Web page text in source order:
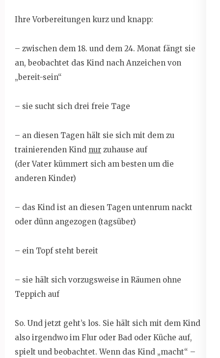
Ihre Vorbereitungen kurz und knapp:
– zwischen dem 18. und dem 24. Monat fängt sie
an, beobachtet das Kind nach Anzeichen von
„bereit-sein“
– sie sucht sich drei freie Tage
– an diesen Tagen hält sie sich mit dem zu
trainierenden Kind nur zuhause auf
(der Vater kümmert sich am besten um die
anderen Kinder)
– das Kind ist an diesen Tagen untenrum nackt
oder dünn angezogen (tagsüber)
– ein Topf steht bereit
– sie hält sich vorzugsweise in Räumen ohne
Teppich auf
So. Und jetzt geht’s los. Sie hält sich mit dem Kind
also irgendwo im Flur oder Bad oder Küche auf,
spielt und beobachtet. Wenn das Kind „macht“ –